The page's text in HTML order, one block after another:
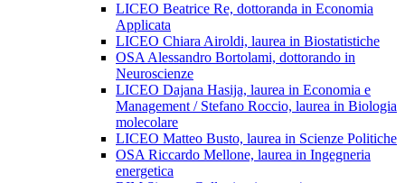
LICEO Beatrice Re, dottoranda in Economia
Applicata
LICEO Chiara Airoldi, laurea in Biostatistiche
OSA Alessandro Bortolami, dottorando in
Neuroscienze
LICEO Dajana Hasija, laurea in Economia e
Management / Stefano Roccio, laurea in Biologia
molecolare
LICEO Matteo Busto, laurea in Scienze Politiche
OSA Riccardo Mellone, laurea in Ingegneria
energetica